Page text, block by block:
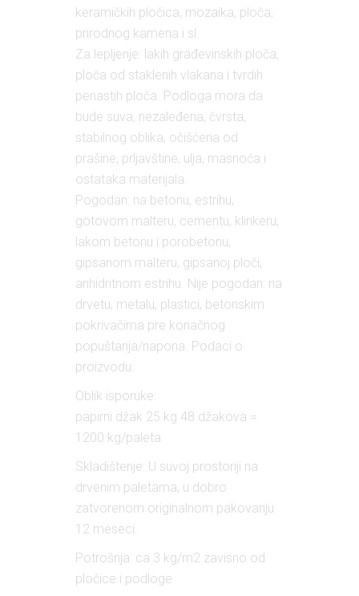
keramičkih pločica, mozaika, ploča,
prirodnog kamena i sl.
Za lepljenje: lakih građevinskih ploča,
ploča od staklenih vlakana i tvrdih
penastih ploča. Podloga mora da
bude suva, nezaleđena, čvrsta,
stabilnog oblika, očišćena od
prašine, prljavštine, ulja, masnoća i
ostataka materijala.
Pogodan: na betonu, estrihu,
gotovom malteru, cementu, klinkeru,
lakom betonu i porobetonu,
gipsanom malteru, gipsanoj ploči,
anhidritnom estrihu. Nije pogodan: na
drvetu, metalu, plastici, betonskim
pokrivačima pre konačnog
popuštanja/napona. Podaci o
proizvodu:
Oblik isporuke:
papirni džak 25 kg 48 džakova =
1200 kg/paleta
Skladištenje: U suvoj prostoriji na
drvenim paletama, u dobro
zatvorenom originalnom pakovanju
12 meseci.
Potrošnja: ca 3 kg/m2 zavisno od
pločice i podloge